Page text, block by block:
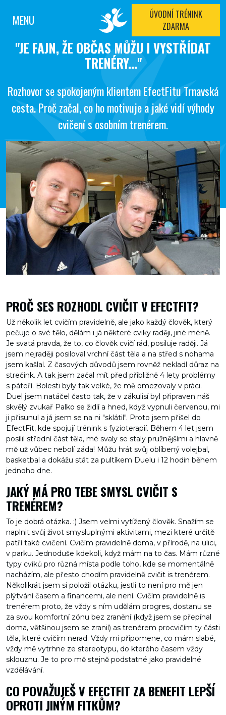
MENU
ÚVODNÍ TRÉNINK
ZDARMA
"JE FAJN, ŽE OBČAS MŮŽU I VYSTŘÍDAT
TRENÉRY..."
Rozhovor se spokojeným klientem EfectFitu Trnavská
cesta. Proč začal, co ho motivuje a jaké vidí výhody
cvičení s osobním trenérem.
PROČ SES ROZHODL CVIČIT V EFECTFIT?
Už několik let cvičím pravidelně, ale jako každý člověk, který
pečuje o své tělo, dělám i já některé cviky raději, jiné méně.
Je svatá pravda, že to, co člověk cvičí rád, posiluje raději. Já
jsem nejraději posiloval vrchní část těla a na střed s nohama
jsem kašlal. Z časových důvodů jsem rovněž nekladl důraz na
strečink. A tak jsem začal mít před přibližně 4 lety problémy
s páteří. Bolesti byly tak velké, že mě omezovaly v práci.
Duel jsem natáčel často tak, že v zákulisí byl připraven náš
skvělý zvukař Palko se židlí a hned, když vypnuli červenou, mi
ji přisunul a já jsem se na ni "sklátil". Proto jsem přišel do
EfectFit, kde spojují trénink s fyzioterapií. Během 4 let jsem
posílil střední část těla, mé svaly se staly pružnějšími a hlavně
mě už vůbec nebolí záda! Můžu hrát svůj oblíbený volejbal,
basketbal a dokážu stát za pultíkem Duelu i 12 hodin během
jednoho dne.
JAKÝ MÁ PRO TEBE SMYSL CVIČIT S
TRENÉREM?
To je dobrá otázka. :) Jsem velmi vytížený člověk. Snažím se
naplnit svůj život smysluplnými aktivitami, mezi které určitě
patří také cvičení. Cvičím pravidelně doma, v přírodě, na ulici,
v parku. Jednoduše kdekoli, když mám na to čas. Mám různé
typy cviků pro různá místa podle toho, kde se momentálně
nacházím, ale přesto chodím pravidelně cvičit is trenérem.
Několikrát jsem si položil otázku, jestli to není pro mě jen
plýtvání časem a financemi, ale není. Cvičím pravidelně is
trenérem proto, že vždy s ním udělám progres, dostanu se
za svou komfortní zónu bez zranění (když jsem se přepínal
doma, většinou jsem se zranil) as trenérem procvičím ty části
těla, které cvičím nerad. Vždy mi připomene, co mám slabé,
vždy mě vytrhne ze stereotypu, do kterého časem vždy
sklouznu. Je to pro mě stejně podstatné jako pravidelné
vzdělávání.
CO POVAŽUJEŠ V EFECTFIT ZA BENEFIT LEPŠÍ
OPROTI JINÝM FITKŮM?